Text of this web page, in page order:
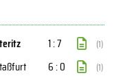
1 : 7 (1)
6 : 0 (1)